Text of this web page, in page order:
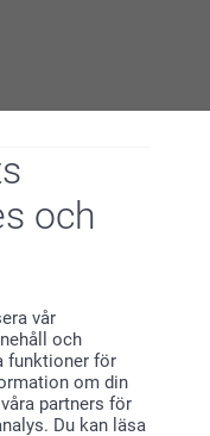
och
vår
och
funktioner för
om din
partners för
Du kan läsa
⭐️⭐️⭐️⭐️⭐️. Vad
ditt gosedjur. De är
egna personliga
på sig ❤️
1½ år. som funnit